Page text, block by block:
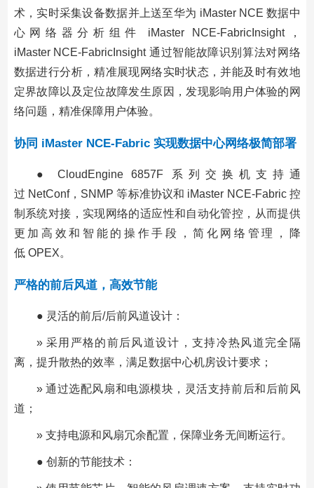
术，实时采集设备数据并上送至华为 iMaster NCE 数据中
心网络器分析组件 iMaster NCE-FabricInsight，
iMaster NCE-FabricInsight 通过智能故障识别算法对网络
数据进行分析，精准展现网络实时状态，并能及时有效地
定界故障以及定位故障发生原因，发现影响用户体验的网
络问题，精准保障用户体验。
协同 iMaster NCE-Fabric 实现数据中心网络极简部署
● CloudEngine 6857F 系列交换机支持通
过 NetConf，SNMP 等标准协议和 iMaster NCE-Fabric 控
制系统对接，实现网络的适应性和自动化管控，从而提供
更加高效和智能的操作手段，简化网络管理，降
低 OPEX。
严格的前后风道，高效节能
● 灵活的前后/后前风道设计：
» 采用严格的前后风道设计，支持冷热风道完全隔
离，提升散热的效率，满足数据中心机房设计要求；
» 通过选配风扇和电源模块，灵活支持前后和后前风
道；
» 支持电源和风扇冗余配置，保障业务无间断运行。
● 创新的节能技术：